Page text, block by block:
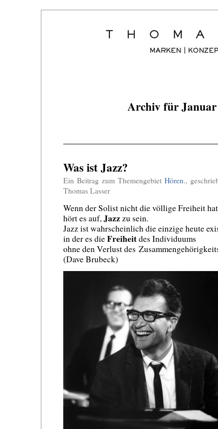
Archiv für Januar
Was ist Jazz?
Ein Beitrag zum Themengebiet Hören.,
Thomas Lasser
Wenn der Solist nicht die völlige Freiheit
hört es auf,Jazzzu sein.
Jazz ist wahrscheinlich die einzige heute
in der es dieFreiheitdes Individuums
ohne den Verlust des
(Dave Brubeck)